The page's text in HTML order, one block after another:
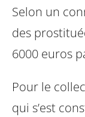
Selon un
des
6000 euros
Pour le
qui s’est